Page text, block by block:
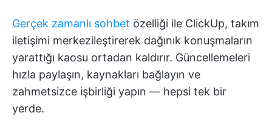
Gerçek zamanlı sohbet özelliği ile ClickUp, takım
iletişimi merkezileştirerek dağınık konuşmaların
yarattığı kaosu ortadan kaldırır. Güncellemeleri
hızla paylaşın, kaynakları bağlayın ve
zahmetsizce işbirliği yapın — hepsi tek bir
yerde.